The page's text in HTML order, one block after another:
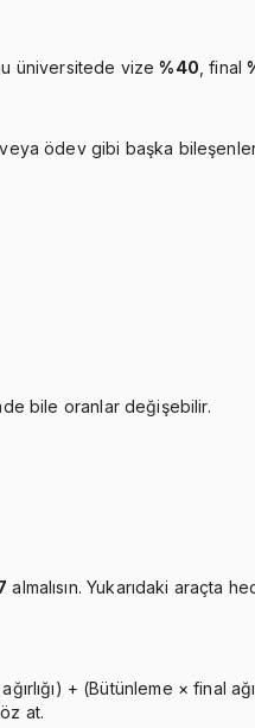
üniversitede vize%40 , final
ödev gibi başka
bile oranlar değişebilir.
almalısın. Yukarıdaki araçta
+ (Bütünleme × final
at.